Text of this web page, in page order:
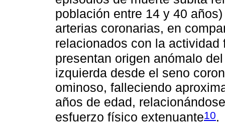
población entre 14 y 40
arterias coronarias, en
relacionados con la actividad
presentan origen anómalo
izquierda desde el seno
ominoso, falleciendo
años de edad,
esfuerzo físico extenuante10.